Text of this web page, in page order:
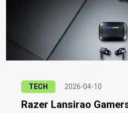
TECH 2026-04-10
Razer Lansirao